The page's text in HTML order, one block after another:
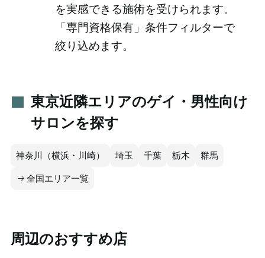
を実感できる施術を受けられます。
「専門資格保有」条件フィルターで
絞り込めます。
東京近隣エリアのゲイ・男性向け
サロンを探す
神奈川（横浜・川崎） 埼玉 千葉 栃木 群馬
全国エリア一覧
周辺のおすすめ店